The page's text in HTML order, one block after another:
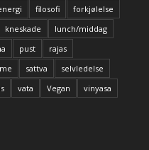
filosofi
forkjølelse
kneskade
lunch/middag
pust
rajas
sattva
selvledelse
vata Vegan
vinyasa